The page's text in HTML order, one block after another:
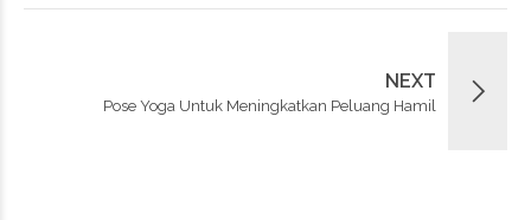
NEXT
Pose Yoga Untuk Meningkatkan Peluang Hamil